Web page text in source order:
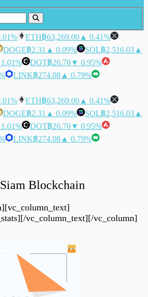
ETH฿63,269.00 ▲ 0.41%
DOGE฿2.31 ▲ 0.09% SOL฿2,516.03 ▲
DOT฿26.70▼ 0.95%
LINK฿274.08 ▲ 0.79%
ETH฿63,269.00 ▲ 0.41%
DOGE฿2.31 ▲ 0.09% SOL฿2,516.03 ▲
DOT฿26.70▼ 0.95%
LINK฿274.08 ▲ 0.79%
Blockchain
vc_column_text][/vc_column]